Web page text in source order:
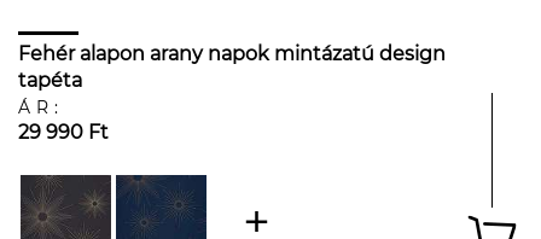
Fehér alapon arany napok mintázatú design
tapéta
ÁR:
29 990 Ft